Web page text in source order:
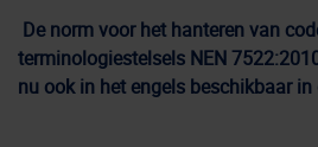
De norm voor het hanteren van
terminologiestelsels NEN
nu ook in het engels beschikbaar